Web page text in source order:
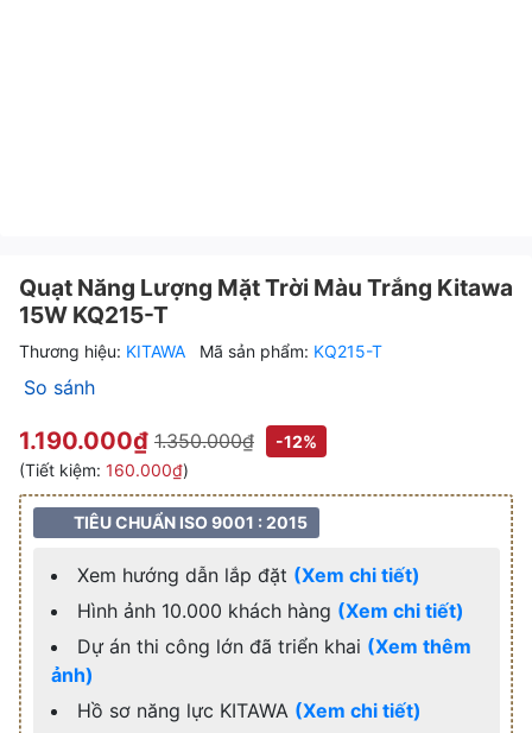
Quạt Năng Lượng Mặt Trời Màu Trắng Kitawa
15W KQ215-T
Thương hiệu: KITAWA Mã sản phẩm: KQ215-T
So sánh
1.190.000₫ 1.350.000₫
-12%
(Tiết kiệm: 160.000₫)
TIÊU CHUẨN ISO 9001 : 2015
Xem hướng dẫn lắp đặt (Xem chi tiết)
Hình ảnh 10.000 khách hàng (Xem chi tiết)
Dự án thi công lớn đã triển khai (Xem thêm
ảnh)
Hồ sơ năng lực KITAWA (Xem chi tiết)